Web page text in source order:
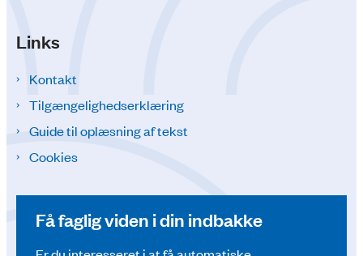
Links
Kontakt
Tilgængelighedserklæring
Guide til oplæsning af tekst
Cookies
Få faglig viden i din indbakke